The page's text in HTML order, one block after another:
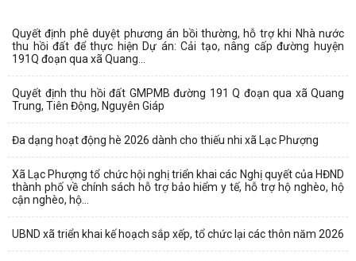
Quyết định phê duyệt phương án bồi thường, hỗ trợ khi Nhà nước
thu hồi đất để thực hiện Dự án: Cải tạo, nâng cấp đường huyện
191Q đoạn qua xã Quang...
Quyết định thu hồi đất GMPMB đường 191 Q đoạn qua xã Quang
Trung, Tiên Động, Nguyên Giáp
Đa dạng hoạt động hè 2026 dành cho thiếu nhi xã Lạc Phượng
Xã Lạc Phượng tổ chức hội nghị triển khai các Nghị quyết của HĐND
thành phố về chính sách hỗ trợ bảo hiểm y tế, hỗ trợ hộ nghèo, hộ
cận nghèo, hộ...
UBND xã triển khai kế hoạch sắp xếp, tổ chức lại các thôn năm 2026